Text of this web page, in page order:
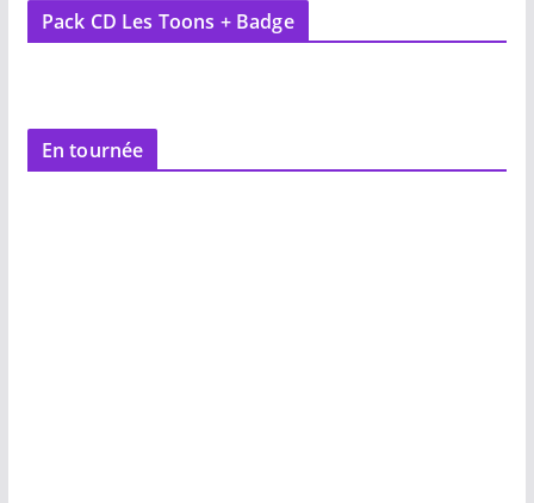
Pack CD Les Toons + Badge
En tournée